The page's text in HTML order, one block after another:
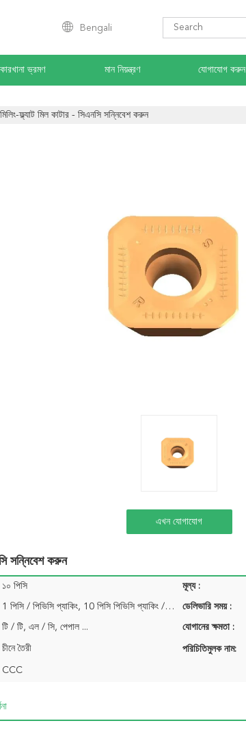
Bengali
কারখানা ভ্রমণ মান নিয়ন্ত্রণ যোগাযোগ করুন
মিলিং-ফ্ল্যাট মিল কাটার - সিএনসি সন্নিবেশ করুন
এখন যোগাযোগ
সন্নিবেশ করুন
১০ পিসি মূল্য :
1 পিসি / পিভিসি প্যাকিং, 10 পিসি পিভিসি প্যাকিং / প্যাক ... ডেলিভারি সময় :
টি / টি, এল / সি, পেপাল ... যোগানের ক্ষমতা :
চীনে তৈরী পরিচিতিমুলক নাম:
CCC